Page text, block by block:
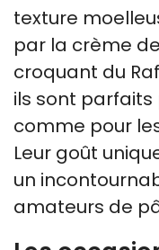
texture
par la crème
croquant du
ils sont
comme pour
Leur goût
un
amateurs de